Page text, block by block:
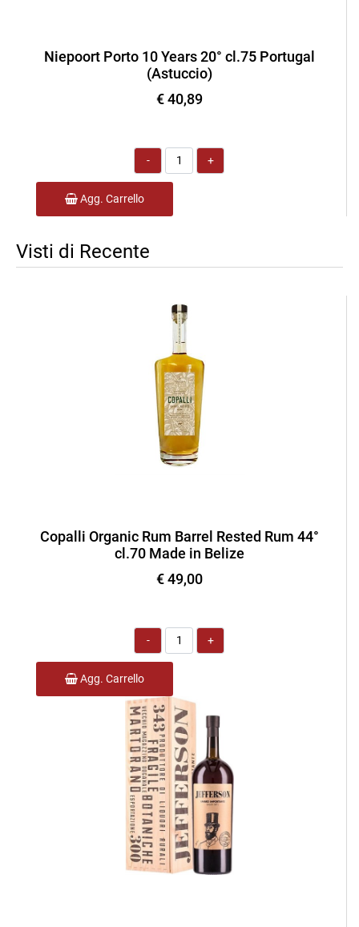
Niepoort Porto 10 Years 20° cl.75 Portugal
(Astuccio)
€ 40,89
Quantità
Agg. Carrello
Visti di Recente
Copalli Organic Rum Barrel Rested Rum 44°
cl.70 Made in Belize
€ 49,00
Quantità
Agg. Carrello